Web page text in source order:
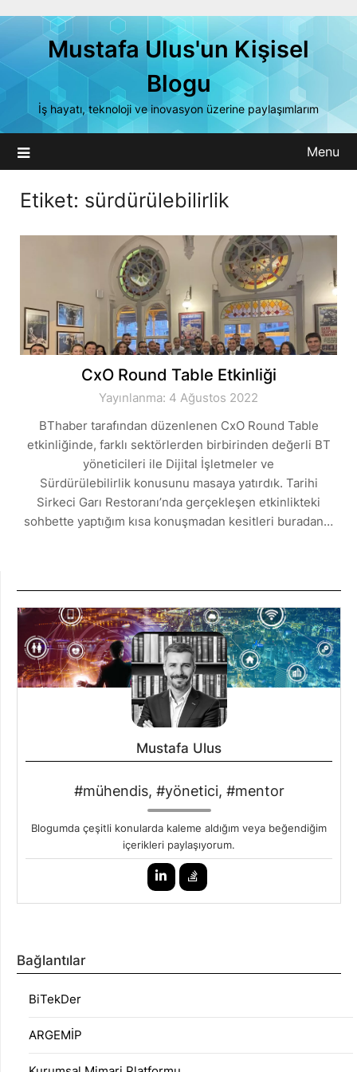
Mustafa Ulus'un Kişisel
Blogu
İş hayatı, teknoloji ve inovasyon üzerine paylaşımlarım
Menu
Etiket: sürdürülebilirlik
CxO Round Table Etkinliği
Yayınlanma: 4 Ağustos 2022
BThaber tarafından düzenlenen CxO Round Table
etkinliğinde, farklı sektörlerden birbirinden değerli BT
yöneticileri ile Dijital İşletmeler ve
Sürdürülebilirlik konusunu masaya yatırdık. Tarihi
Sirkeci Garı Restoranı’nda gerçekleşen etkinlikteki
sohbette yaptığım kısa konuşmadan kesitleri buradan…
Mustafa Ulus
#mühendis, #yönetici, #mentor
Blogumda çeşitli konularda kaleme aldığım veya beğendiğim
içerikleri paylaşıyorum.
Bağlantılar
BiTekDer
ARGEMİP